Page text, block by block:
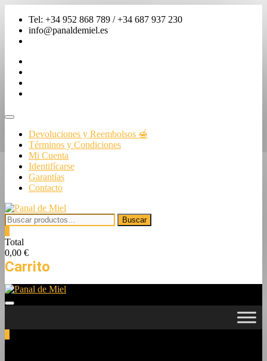
contenido
Tel: +34 952 868 789 / +34 687 937 230
info@panaldemiel.es
Menú
barra
superior
Devoluciones y Reembolsos 🍯
Términos y Condiciones
Mi Cuenta
Identifícarse
Garantías
Contacto
Buscar
por:
Buscar
Total
0,00 €
Carrito